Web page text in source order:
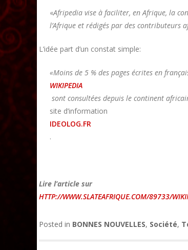
«Afripedia vise à faciliter, en Afrique, la
l’Afrique et rédigés par des contributeurs
L’idée part d’un constat simple:
«Moins de 5 % des pages écrites en
WIKIPEDIA
sont consultées depuis le continent
site d’information
IDEOLOG.FR
.
Lire l’article sur
HTTP://WWW.SLATEAFRIQUE.COM/89733/
Posted in BONNES NOUVELLES, Société,